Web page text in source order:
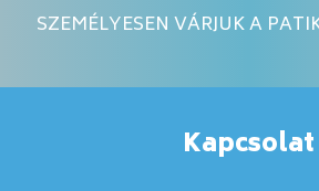
SZEMÉLYESEN VÁRJUK A
Kapcsolat